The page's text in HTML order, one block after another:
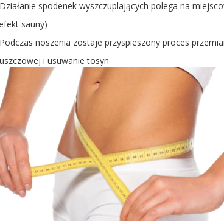
spodenek wyszczuplających polega na
sauny)
noszenia zostaje przyspieszony proces
i usuwanie tosyn